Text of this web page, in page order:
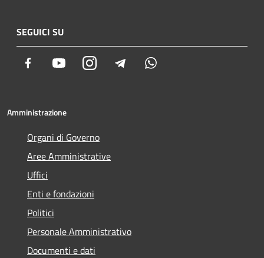
SEGUICI SU
Facebook YoutubeInstagram Telegram
Amministrazione
Organi di Governo
Aree Amministrative
Uffici
Enti e fondazioni
Politici
Personale Amministrativo
Documenti e dati